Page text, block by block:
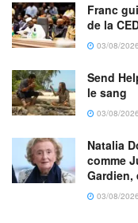
Franc
de la
03/08/2026
Send
le sang
03/08/2026
Natalia
comme
Gardien,
03/08/2026